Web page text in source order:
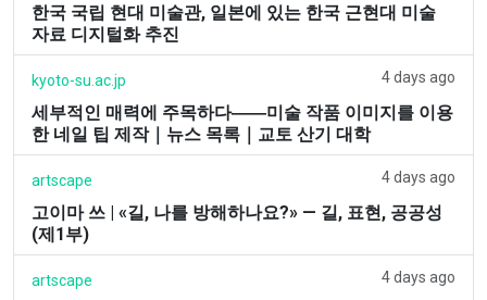
한국 국립 현대 미술관, 일본에 있는 한국 근현대 미술
자료 디지털화 추진
kyoto-su.ac.jp 4 days ago
세부적인 매력에 주목하다――미술 작품 이미지를 이용
한 네일 팁 제작｜뉴스 목록｜교토 산기 대학
artscape 4 days ago
고이마 쓰 | «길, 나를 방해하나요?» — 길, 표현, 공공성
(제1부)
artscape 4 days ago